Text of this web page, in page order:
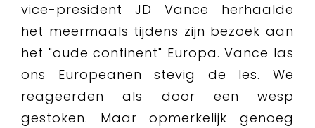
vice-president JD Vance herhaalde
het meermaals tijdens zijn bezoek aan
het "oude continent" Europa. Vance las
ons Europeanen stevig de les. We
reageerden als door een wesp
gestoken. Maar opmerkelijk genoeg